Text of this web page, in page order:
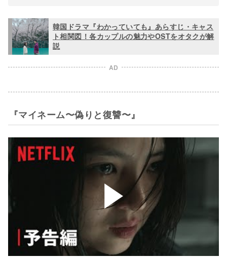
韓国ドラマ『わかっていても』あらすじ・キャス
ト相関図！各カップルの魅力やOSTをオタクが解
説
AD
『マイネーム〜偽りと復讐〜』